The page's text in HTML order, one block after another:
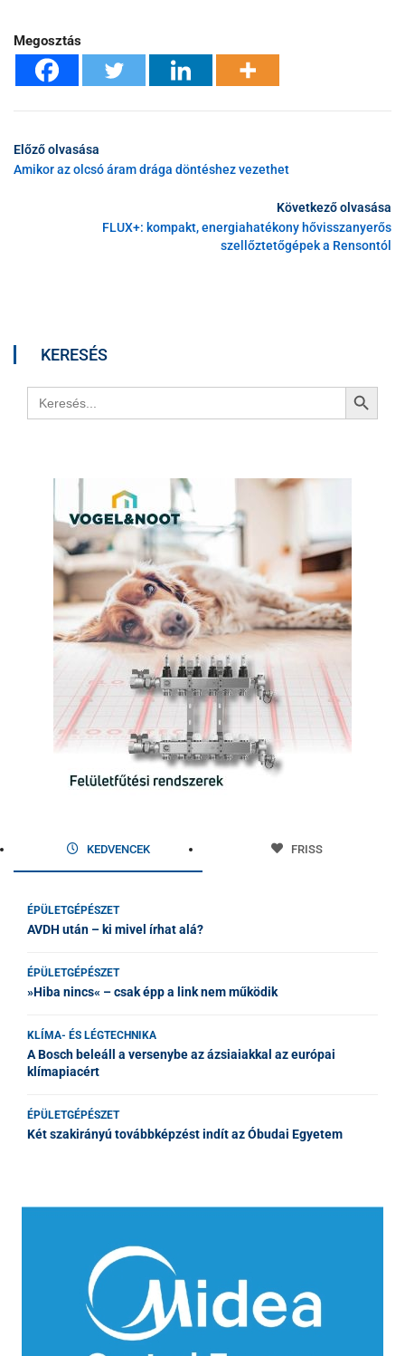
Megosztás
Előző olvasása
Amikor az olcsó áram drága döntéshez vezethet
Következő olvasása
FLUX+: kompakt, energiahatékony hővisszanyerős
szellőztetőgépek a Rensontól
KERESÉS
Search
for:
Search Button
KEDVENCEK FRISS
ÉPÜLETGÉPÉSZET
AVDH után – ki mivel írhat alá?
ÉPÜLETGÉPÉSZET
»Hiba nincs« – csak épp a link nem működik
KLÍMA- ÉS LÉGTECHNIKA
A Bosch beleáll a versenybe az ázsiaiakkal az európai
klímapiacért
ÉPÜLETGÉPÉSZET
Két szakirányú továbbképzést indít az Óbudai Egyetem